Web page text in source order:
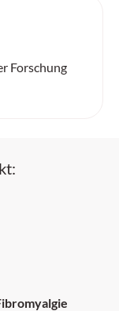
Forschung